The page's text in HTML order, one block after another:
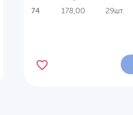
74 178,00 29шт.